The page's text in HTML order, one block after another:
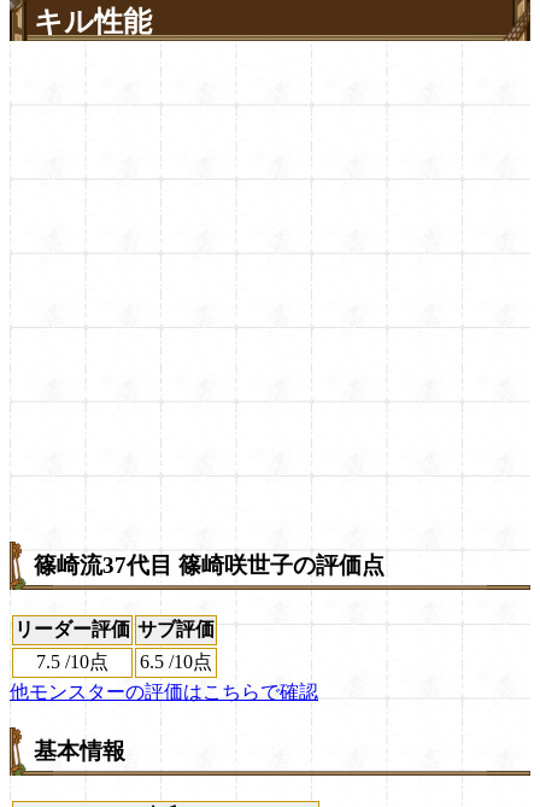
キル性能
篠崎流37代目 篠崎咲世子の評価点
リーダー評価 サブ評価
7.5 /10点 6.5 /10点
他モンスターの評価はこちらで確認
基本情報